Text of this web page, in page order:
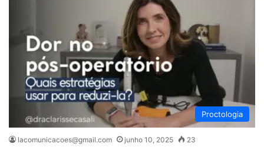
Proctologia
lacomunicacoes@gmail.com junho 10, 2025 23